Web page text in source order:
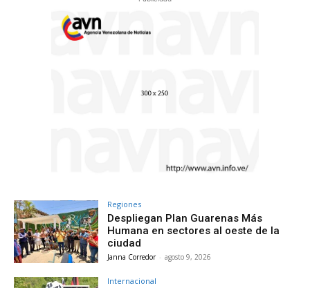
Regiones
Despliegan Plan Guarenas Más
Humana en sectores al oeste de la
ciudad
Janna Corredor - agosto 9, 2026
Internacional